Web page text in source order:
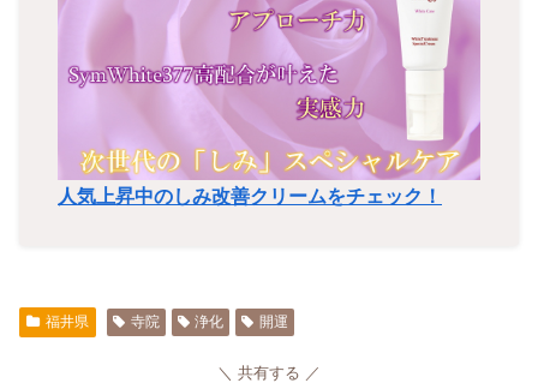
人気上昇中のしみ改善クリームをチェック！
福井県 寺院 浄化 開運
共有する